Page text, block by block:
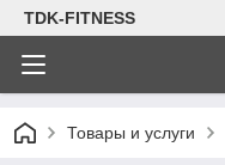
TDK-FITNESS
Товары и услуги